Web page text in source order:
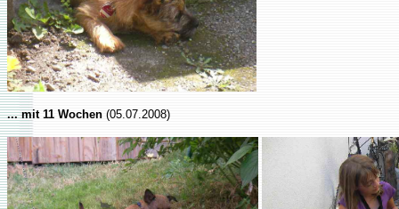
... mit 11 Wochen (05.07.2008)